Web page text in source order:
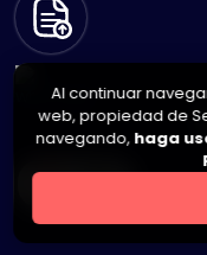
Al continuar
web, propiedad de
navegando, haga